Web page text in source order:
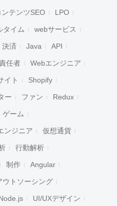
ンテンツSEO LPO
タイム webサービス
決済 Java API
任者 Webエンジニア
イト Shopify
ー ファン Redux
ゲーム
ンジニア 仮想通貨
行動解析
制作 Angular
ウトソーシング
UI/UXデザイン